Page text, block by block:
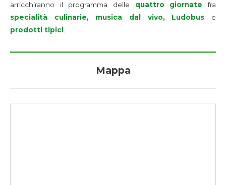
arricchiranno il programma delle quattro giornate fra
specialità culinarie, musica dal vivo, Ludobus e
prodotti tipici.
Mappa